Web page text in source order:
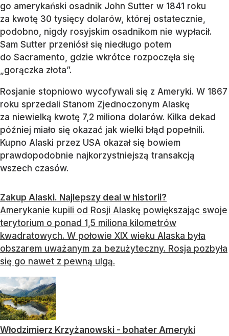
go amerykański osadnik John Sutter w 1841 roku
za kwotę 30 tysięcy dolarów, której ostatecznie,
podobno, nigdy rosyjskim osadnikom nie wypłacił.
Sam Sutter przeniósł się niedługo potem
do Sacramento, gdzie wkrótce rozpoczęła się
„gorączka złota”.
Rosjanie stopniowo wycofywali się z Ameryki. W 1867
roku sprzedali Stanom Zjednoczonym Alaskę
za niewielką kwotę 7,2 miliona dolarów. Kilka dekad
później miało się okazać jak wielki błąd popełnili.
Kupno Alaski przez USA okazał się bowiem
prawdopodobnie najkorzystniejszą transakcją
wszech czasów.
Zakup Alaski. Najlepszy deal w historii?
Amerykanie kupili od Rosji Alaskę powiększając swoje
terytorium o ponad 1,5 miliona kilometrów
kwadratowych. W połowie XIX wieku Alaska była
obszarem uważanym za bezużyteczny. Rosja pozbyła
się go nawet z pewną ulgą.
Włodzimierz Krzyżanowski - bohater Ameryki